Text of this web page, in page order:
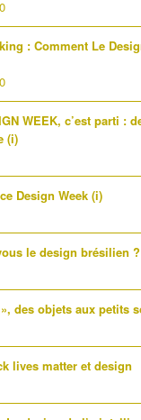
: Comment Le
WEEK, c’est parti :
(i)
Design Week (i)
le design brésilien ?
des objets aux petits
lives matter et design